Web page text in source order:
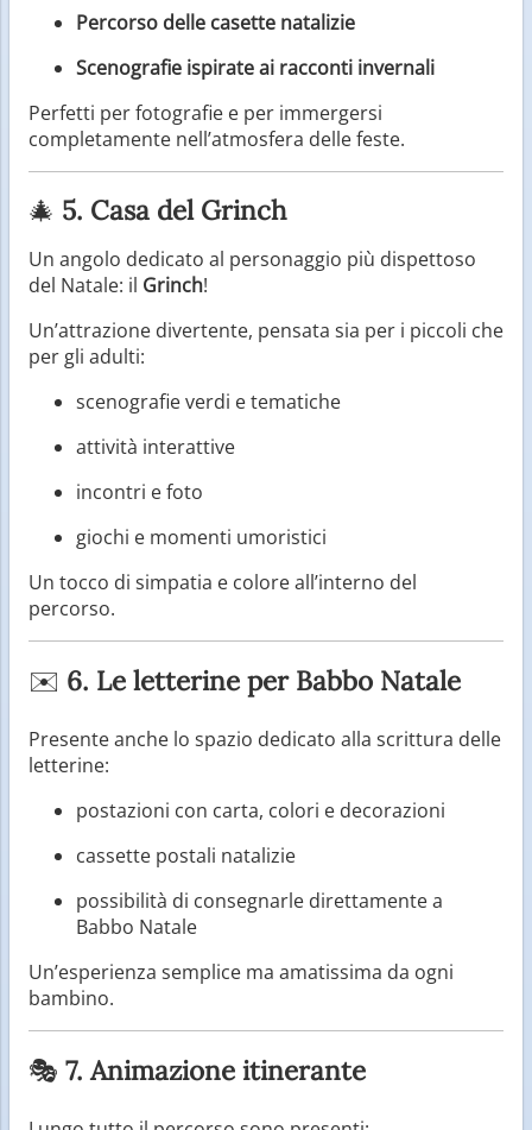
Percorso delle casette natalizie
Scenografie ispirate ai racconti invernali
Perfetti per fotografie e per immergersi
completamente nell’atmosfera delle feste.
🎄 5. Casa del Grinch
Un angolo dedicato al personaggio più dispettoso
del Natale: il Grinch!
Un’attrazione divertente, pensata sia per i piccoli che
per gli adulti:
scenografie verdi e tematiche
attività interattive
incontri e foto
giochi e momenti umoristici
Un tocco di simpatia e colore all’interno del
percorso.
✉️ 6. Le letterine per Babbo Natale
Presente anche lo spazio dedicato alla scrittura delle
letterine:
postazioni con carta, colori e decorazioni
cassette postali natalizie
possibilità di consegnarle direttamente a
Babbo Natale
Un’esperienza semplice ma amatissima da ogni
bambino.
🎭 7. Animazione itinerante